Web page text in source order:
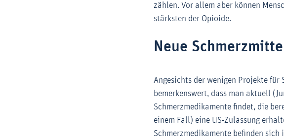
zählen. Vor allem aber können
stärksten der Opioide.
Neue
Angesichts der wenigen Projekte für
bemerkenswert, dass man aktuell
Schmerzmedikamente findet, die
einem Fall) eine US-Zulassung
Schmerzmedikamente befinden